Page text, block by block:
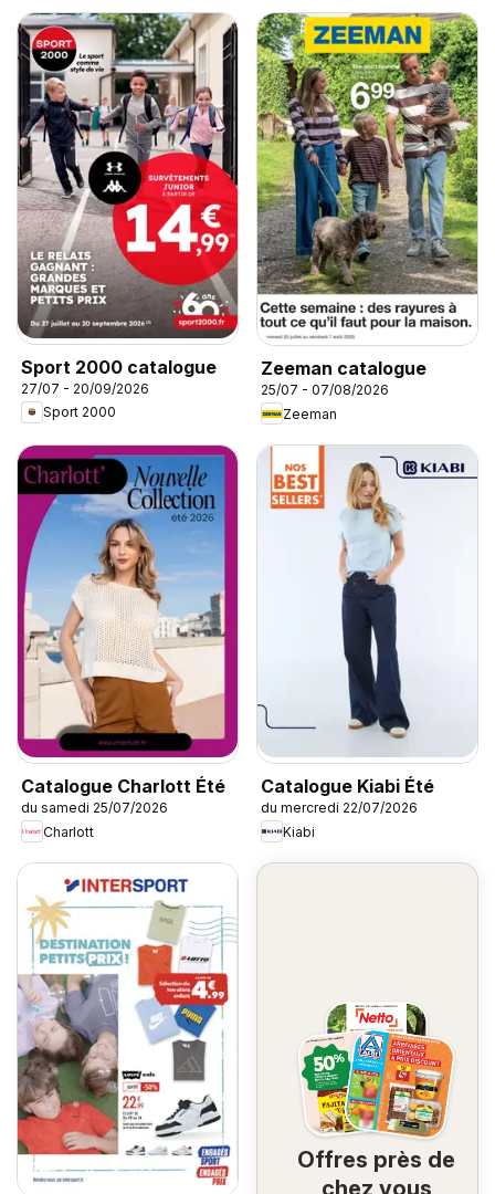
Sport 2000 catalogue
27/07 - 20/09/2026
Sport 2000
Zeeman catalogue
25/07 - 07/08/2026
Zeeman
Catalogue Charlott Été
du samedi 25/07/2026
Charlott
Catalogue Kiabi Été
du mercredi 22/07/2026
Kiabi
Offres près de